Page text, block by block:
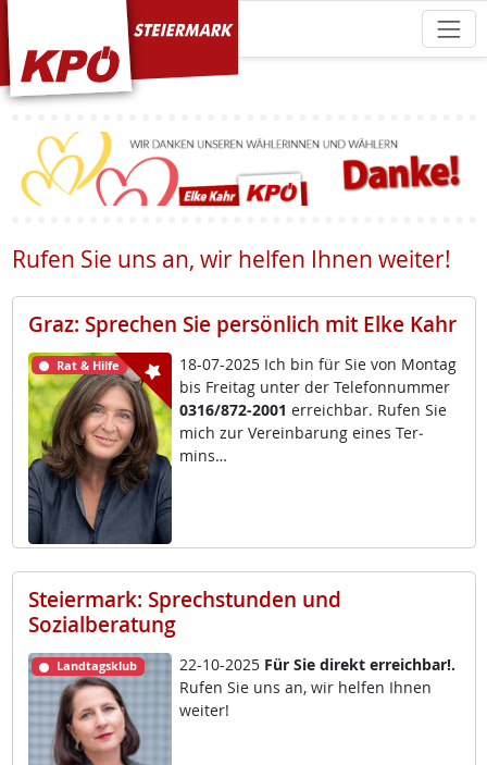
KPÖ Steiermark
Rufen Sie uns an, wir helfen Ihnen weiter!
Graz: Sprechen Sie persönlich mit Elke Kahr
Rat & Hilfe
18-07-2025 Ich bin für Sie von Mon­tag
bis Frei­tag un­ter der Te­le­fon­num­mer
0316/872-2001 er­reich­bar. Ru­fen Sie
mich zur Ve­r­ein­ba­rung ei­nes Ter­
mins…
Steiermark: Sprechstunden und
Sozialberatung
Landtagsklub 22-10-2025 Für Sie di­rekt er­reich­bar!.
Ru­fen Sie uns an, wir hel­fen Ih­nen
wei­ter!